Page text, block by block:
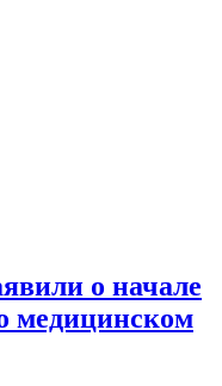
о начале
медицинском